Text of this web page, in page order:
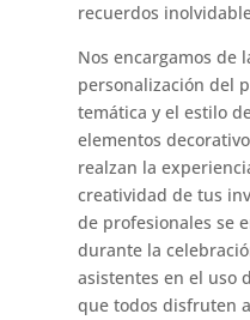
recuerdos
Nos encargamos de
personalización del
temática y el estilo
elementos
realzan la
creatividad de tus
de profesionales se
durante la
asistentes en el uso
que todos disfruten